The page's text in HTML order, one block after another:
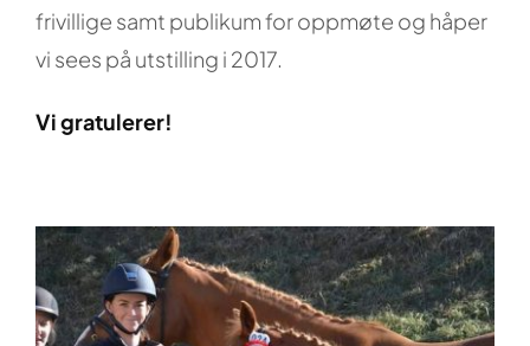
frivillige samt publikum for oppmøte og håper
vi sees på utstilling i 2017.
Vi gratulerer!